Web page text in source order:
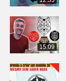
15:09